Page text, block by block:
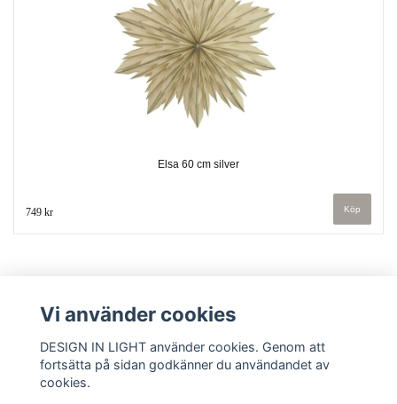
Elsa 60 cm silver
749 kr
Vi använder cookies
DESIGN IN LIGHT använder cookies. Genom att
fortsätta på sidan godkänner du användandet av
cookies.